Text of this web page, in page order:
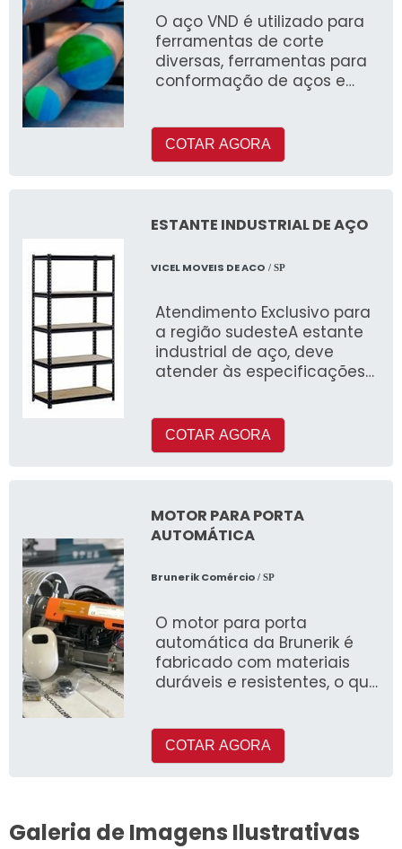
O aço VND é utilizado para
ferramentas de corte
diversas, ferramentas para
conformação de aços e
COTAR AGORA
ESTANTE INDUSTRIAL DE AÇO
VICEL MOVEIS DE ACO / SP
Atendimento Exclusivo para
a região sudesteA estante
industrial de aço, deve
atender às especificações
COTAR AGORA
MOTOR PARA PORTA
AUTOMÁTICA
Brunerik Comércio/ SP
O motor para porta
automática da Brunerik é
fabricado com materiais
duráveis e resistentes, o que
COTAR AGORA
Galeria de Imagens Ilustrativas